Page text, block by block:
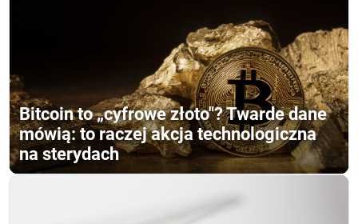
Bitcoin to „cyfrowe złoto"? Twarde dane
mówią: to raczej akcja technologiczna
na sterydach